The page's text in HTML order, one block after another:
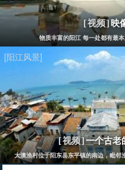
[视频]映
物质丰富的阳江 每一处都有最
[阳江风景]
[视频]一个古老
大澳渔村位于阳东县东平镇的南边，毗邻